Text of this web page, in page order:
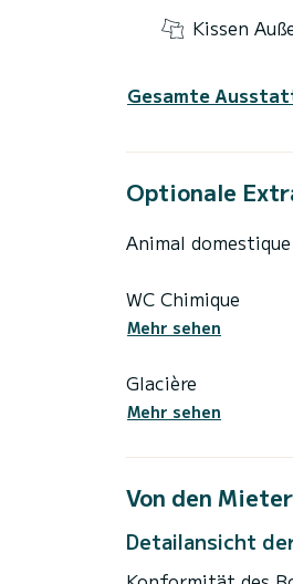
Kissen
Gesamte
Optionale
Animal domestique
WC Chimique
Mehr sehen
Glacière
Mehr sehen
Von den
Detailansicht